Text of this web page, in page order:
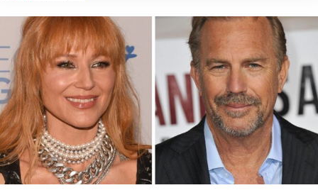
sen han fick sitt genombrott i ...